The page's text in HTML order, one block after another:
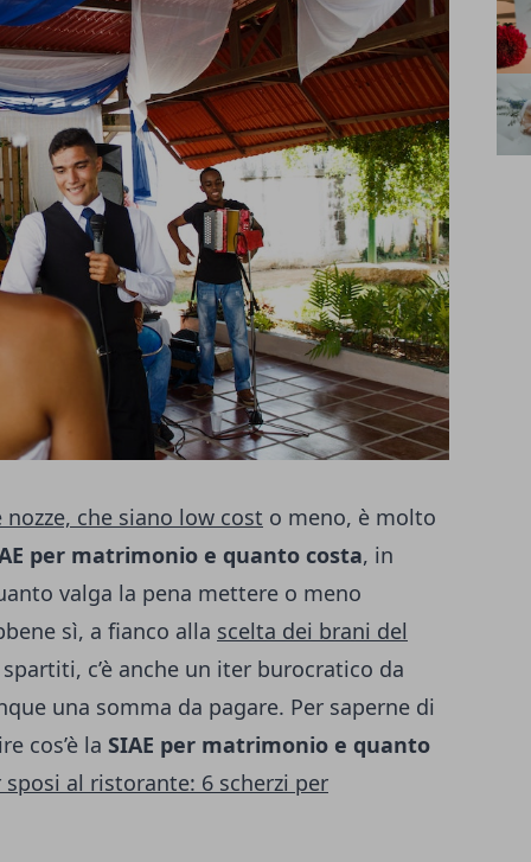
che siano low cost o meno, è molto
per matrimonio e quanto costa, in
valga la pena mettere o meno
sì, a fianco alla scelta dei brani del
c’è anche un iter burocratico da
una somma da pagare. Per saperne di
cos’è la SIAE per matrimonio e quanto
sposi al ristorante: 6 scherzi per